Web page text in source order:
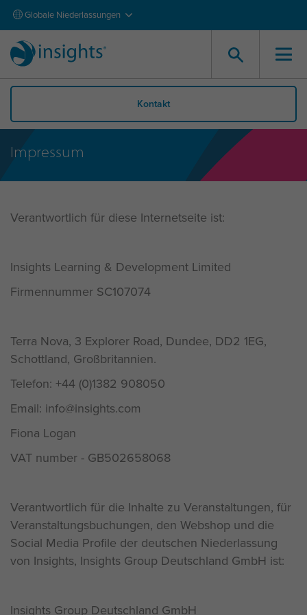
Globale Niederlassungen
Kontakt
Impressum
Verantwortlich für diese Internetseite ist:
Insights Learning & Development Limited
Firmennummer SC107074
Terra Nova, 3 Explorer Road, Dundee, DD2 1EG,
Schottland, Großbritannien.
Telefon: +44 (0)1382 908050
Email: info@insights.com
Fiona Logan
VAT number - GB502658068
Verantwortlich für die Inhalte zu Veranstaltungen, für
Veranstaltungsbuchungen, den Webshop und die
Social Media Profile der deutschen Niederlassung
von Insights, Insights Group Deutschland GmbH ist:
Insights Group Deutschland GmbH